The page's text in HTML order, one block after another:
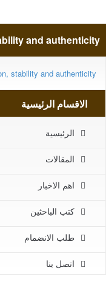
and authenticity
stability and authenticity
الاقسام الرئيسية
الرئيسية
المقالات
اهم الاخبار
كتب الباحثين
طلب الانضمام
اتصل بنا